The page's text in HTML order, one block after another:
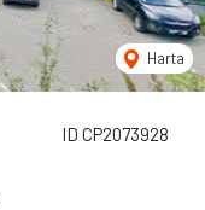
ID CP2073928
Harta